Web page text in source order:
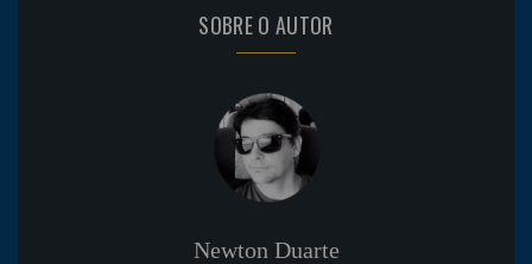
SOBRE O AUTOR
Newton Duarte